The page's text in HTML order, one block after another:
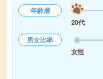
年齢層
20代
男女比率
女性